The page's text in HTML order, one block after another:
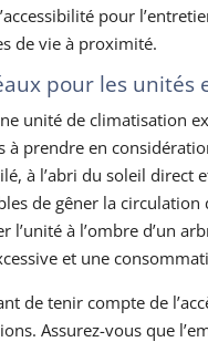
pour
de vie à proximité.
pour les unités
unité de climatisation
à prendre en
à l’abri du soleil direct
de gêner la circulation
l’unité à l’ombre d’un
et une
de tenir compte de
Assurez-vous que